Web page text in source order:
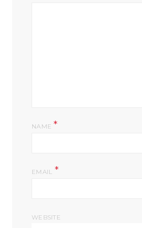
NAME*
EMAIL *
WEBSITE